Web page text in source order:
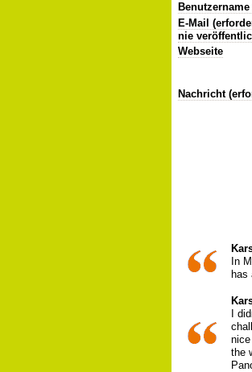
E-Mail
nie
Webseite
Nachricht
In
has
I
the